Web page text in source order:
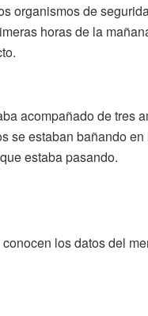
organismos de
horas de la
acompañado de tres
se estaban bañando
estaba pasando.
los datos del